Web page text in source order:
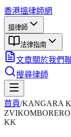
香港搵律師網
搵律師
法律指南
文章關於我們
搜尋律師
首頁/KANGARA
ZVIKOMBORERO
KK